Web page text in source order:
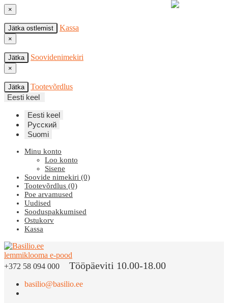
×
Jätka ostlemist Kassa
×
Jätka Soovidenimekiri
×
Jätka
Tootevõrdlus
Eesti keel
Eesti keel
Русский
Suomi
Minu konto
Loo konto
Sisene
Soovide nimekiri (0)
Tootevõrdlus (0)
Poe arvamused
Uudised
Sooduspakkumised
Ostukorv
Kassa
+372 58 094 000 Tööpäeviti 10.00-18.00
basilio@basilio.ee